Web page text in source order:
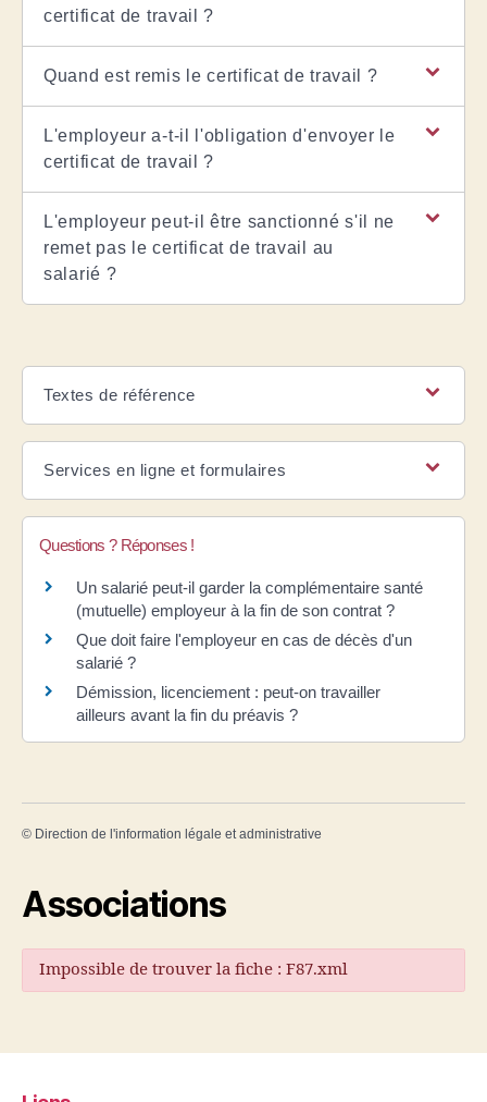
certificat de travail ?
Quand est remis le certificat de travail ?
L'employeur a-t-il l'obligation d'envoyer le
certificat de travail ?
L'employeur peut-il être sanctionné s'il ne
remet pas le certificat de travail au
salarié ?
Textes de référence
Services en ligne et formulaires
Questions ? Réponses !
Un salarié peut-il garder la complémentaire santé
(mutuelle) employeur à la fin de son contrat ?
Que doit faire l'employeur en cas de décès d'un
salarié ?
Démission, licenciement : peut-on travailler
ailleurs avant la fin du préavis ?
© Direction de l'information légale et administrative
Associations
Impossible de trouver la fiche : F87.xml